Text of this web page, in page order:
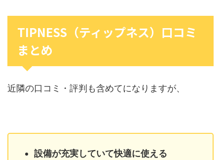
TIPNESS（ティップネス）口コミ
まとめ
近隣の口コミ・評判も含めてになりますが、
設備が充実していて快適に使える